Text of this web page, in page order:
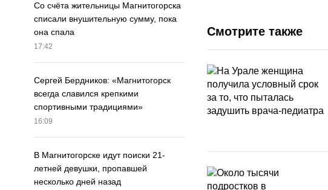
Со счёта жительницы Магнитогорска
списали внушительную сумму, пока
она спала
17:42
Сергей Бердников: «Магнитогорск
всегда славился крепкими
спортивными традициями»
16:09
В Магнитогорске идут поиски 21-
летней девушки, пропавшей
несколько дней назад
Смотрите также